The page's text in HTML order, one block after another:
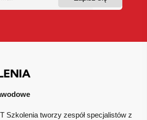
Szkolenia tworzy zespół specjalistów z